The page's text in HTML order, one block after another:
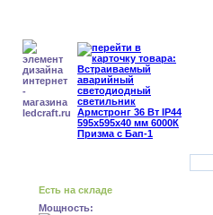
Есть на складе
Мощность: